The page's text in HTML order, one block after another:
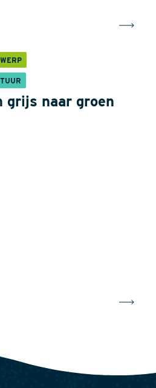
grijs naar groen